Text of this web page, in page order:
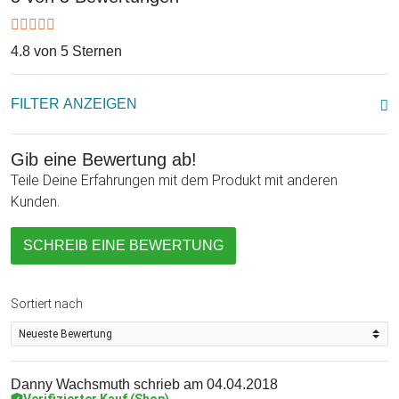
4.8 von 5 Sternen
FILTER ANZEIGEN
Gib eine Bewertung ab!
Teile Deine Erfahrungen mit dem Produkt mit anderen
Kunden.
SCHREIB EINE BEWERTUNG
Sortiert nach
Danny Wachsmuth schrieb am 04.04.2018